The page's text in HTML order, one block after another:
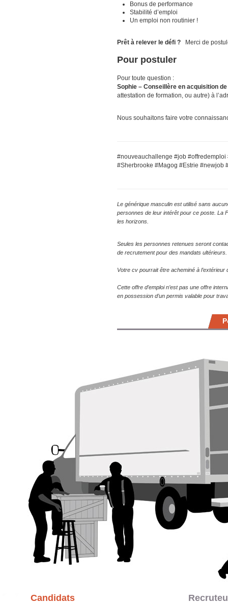
Bonus de performance
Stabilité d’emploi
Un emploi non routinier !
Prêt à relever le défi ? Merci de
Pour postuler
Pour toute question :
Sophie – Conseillère en acquisition
attestation de formation, ou autre) à
Nous souhaitons faire votre
#nouveauchallenge #job
#Sherbrooke #Magog #Estrie #newjob
Le générique masculin est utilisé sans
personnes de leur intérêt pour ce poste. La
les horizons.
Seules les personnes retenues seront
de recrutement pour des mandats ultérieurs.
Votre cv pourrait être acheminé à l’extérieur
Cette offre d’emploi n’est pas une offre
en possession d’un permis valable pour
Candidats